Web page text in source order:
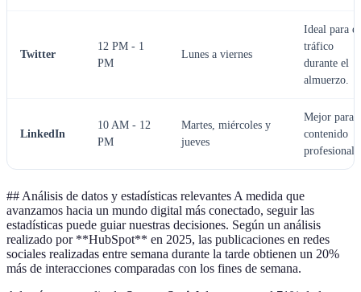
Twitter
12 PM - 1
PM
Lunes a viernes
Ideal para el
tráfico
durante el
almuerzo.
LinkedIn
10 AM - 12
PM
Martes, miércoles y
jueves
Mejor para
contenido
profesional.
## Análisis de datos y estadísticas relevantes A medida que
avanzamos hacia un mundo digital más conectado, seguir las
estadísticas puede guiar nuestras decisiones. Según un análisis
realizado por **HubSpot** en 2025, las publicaciones en redes
sociales realizadas entre semana durante la tarde obtienen un 20%
más de interacciones comparadas con los fines de semana.